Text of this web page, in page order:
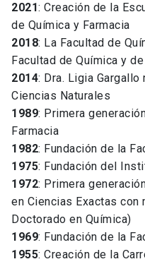
2021: Creación de la
de Química y Farmacia
2018: La Facultad de
Facultad de Química y
2014: Dra. Ligia
Ciencias Naturales
1989: Primera
Farmacia
1982: Fundación de la
1975: Fundación del
1972: Primera
en Ciencias Exactas con
Doctorado en Química)
1969: Fundación de la
1955: Creación de la